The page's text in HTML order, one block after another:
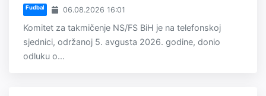
Fudbal 06.08.2026 16:01
Komitet za takmičenje NS/FS BiH je na telefonskoj
sjednici, održanoj 5. avgusta 2026. godine, donio
odluku o...